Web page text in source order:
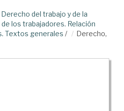
Derecho del trabajo y de la
los trabajadores. Relación
Textos generales /
Derecho,